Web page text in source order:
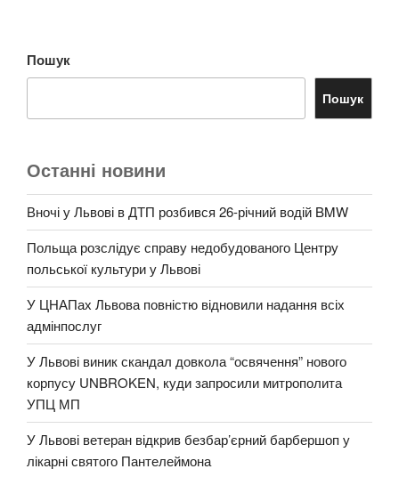
Пошук
Пошук
Останні новини
Вночі у Львові в ДТП розбився 26-річний водій BMW
Польща розслідує справу недобудованого Центру
польської культури у Львові
У ЦНАПах Львова повністю відновили надання всіх
адмінпослуг
У Львові виник скандал довкола “освячення” нового
корпусу UNBROKEN, куди запросили митрополита
УПЦ МП
У Львові ветеран відкрив безбар’єрний барбершоп у
лікарні святого Пантелеймона